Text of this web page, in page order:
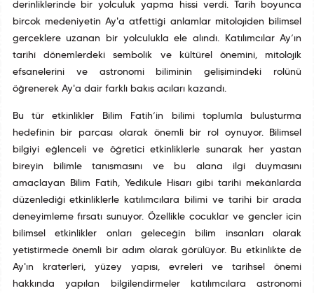
derinliklerinde bir yolculuk yapma hissi verdi. Tarih boyunca
birçok medeniyetin Ay'a atfettiği anlamlar mitolojiden bilimsel
gerçeklere uzanan bir yolculukla ele alındı. Katılımcılar Ay’ın
tarihî dönemlerdeki sembolik ve kültürel önemini, mitolojik
efsanelerini ve astronomi biliminin gelişimindeki rolünü
öğrenerek Ay'a dair farklı bakış açıları kazandı.
Bu tür etkinlikler Bilim Fatih’in bilimi toplumla buluşturma
hedefinin bir parçası olarak önemli bir rol oynuyor. Bilimsel
bilgiyi eğlenceli ve öğretici etkinliklerle sunarak her yaştan
bireyin bilimle tanışmasını ve bu alana ilgi duymasını
amaçlayan Bilim Fatih, Yedikule Hisarı gibi tarihî mekânlarda
düzenlediği etkinliklerle katılımcılara bilimi ve tarihi bir arada
deneyimleme fırsatı sunuyor. Özellikle çocuklar ve gençler için
bilimsel etkinlikler onları geleceğin bilim insanları olarak
yetiştirmede önemli bir adım olarak görülüyor. Bu etkinlikte de
Ay'ın kraterleri, yüzey yapısı, evreleri ve tarihsel önemi
hakkında yapılan bilgilendirmeler katılımcılara astronomi